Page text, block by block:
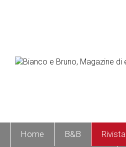
Home B&B Rivista